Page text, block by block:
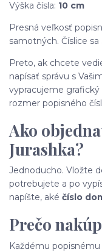
Výška čísla: 10 cm
Presná veľkosť
samotných. Číslice
Preto, ak chcete
napísať správu s
vypracujeme
rozmer popisného
Ako
Jurashka?
Jednoducho. Vložte
potrebujete a po
napíšte, aké číslo
Prečo
Každému